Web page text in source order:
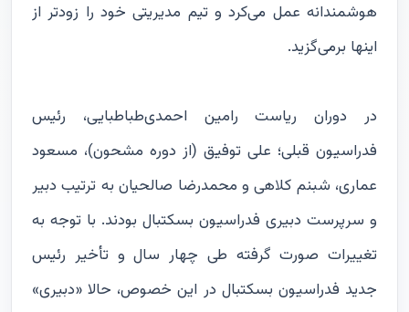
هوشمندانه عمل می‌کرد و تیم مدیریتی خود را زودتر از
اینها برمی‌گزید.
در دوران ریاست رامین احمدی‌طباطبایی، رئیس
فدراسیون قبلی؛ علی توفیق (از دوره مشحون)، مسعود
عماری، شبنم کلاهی و محمدرضا صالحیان به ترتیب دبیر
و سرپرست دبیری فدراسیون بسکتبال بودند. با توجه به
تغییرات صورت گرفته طی چهار سال و تأخیر رئیس
جدید فدراسیون بسکتبال در این خصوص، حالا «دبیری»